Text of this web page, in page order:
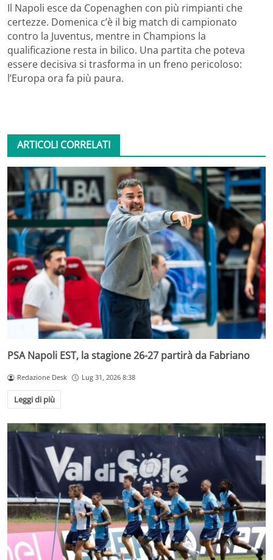
Il Napoli esce da Copenaghen con più rimpianti che
certezze. Domenica c’è il big match di campionato
contro la Juventus, mentre in Champions la
qualificazione resta in bilico. Una partita che poteva
essere decisiva si trasforma in un freno pericoloso:
l’Europa ora fa più paura.
ARTICOLI CORRELATI
PSA Napoli EST, la stagione 26-27 partirà da Fabriano
Redazione Desk Lug 31, 2026 8:38
Leggi di più